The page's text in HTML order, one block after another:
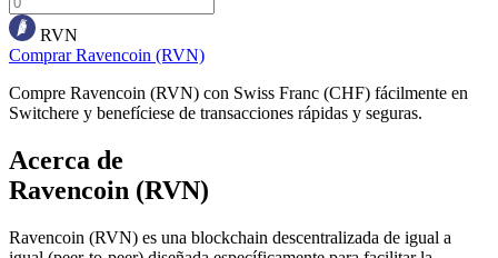
RVN
Comprar Ravencoin (RVN)
Compre Ravencoin (RVN) con Swiss Franc (CHF) fácilmente en
Switchere y benefíciese de transacciones rápidas y seguras.
Acerca de
Ravencoin (RVN)
Ravencoin (RVN) es una blockchain descentralizada de igual a